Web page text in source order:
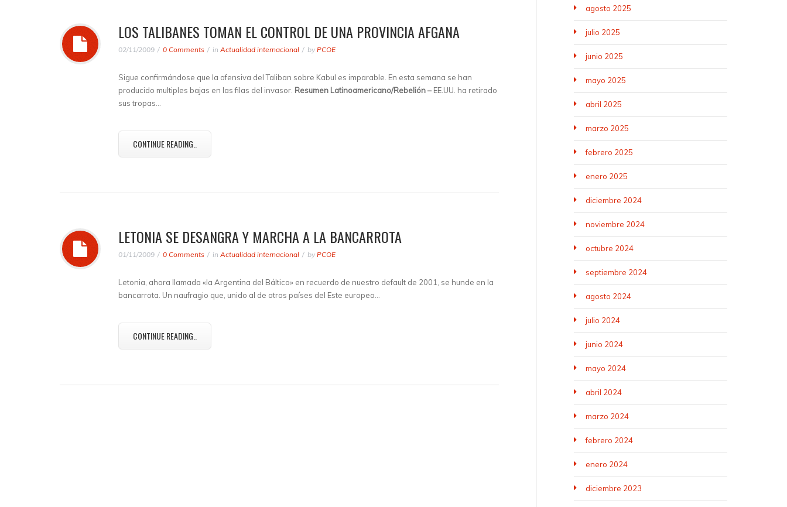
LOS TALIBANES TOMAN EL CONTROL DE UNA PROVINCIA AFGANA
02/11/2009 0 Comments in Actualidad internacional by PCOE
Sigue confirmándose que la ofensiva del Taliban sobre Kabul es imparable. En esta semana se han
producido multiples bajas en las filas del invasor. Resumen Latinoamericano/Rebelión – EE.UU. ha retirado
sus tropas…
CONTINUE READING..
LETONIA SE DESANGRA Y MARCHA A LA BANCARROTA
01/11/2009 0 Comments in Actualidad internacional by PCOE
Letonia, ahora llamada «la Argentina del Báltico» en recuerdo de nuestro default de 2001, se hunde en la
bancarrota. Un naufragio que, unido al de otros países del Este europeo…
CONTINUE READING..
agosto 2025
julio 2025
junio 2025
mayo 2025
abril 2025
marzo 2025
febrero 2025
enero 2025
diciembre 2024
noviembre 2024
octubre 2024
septiembre 2024
agosto 2024
julio 2024
junio 2024
mayo 2024
abril 2024
marzo 2024
febrero 2024
enero 2024
diciembre 2023